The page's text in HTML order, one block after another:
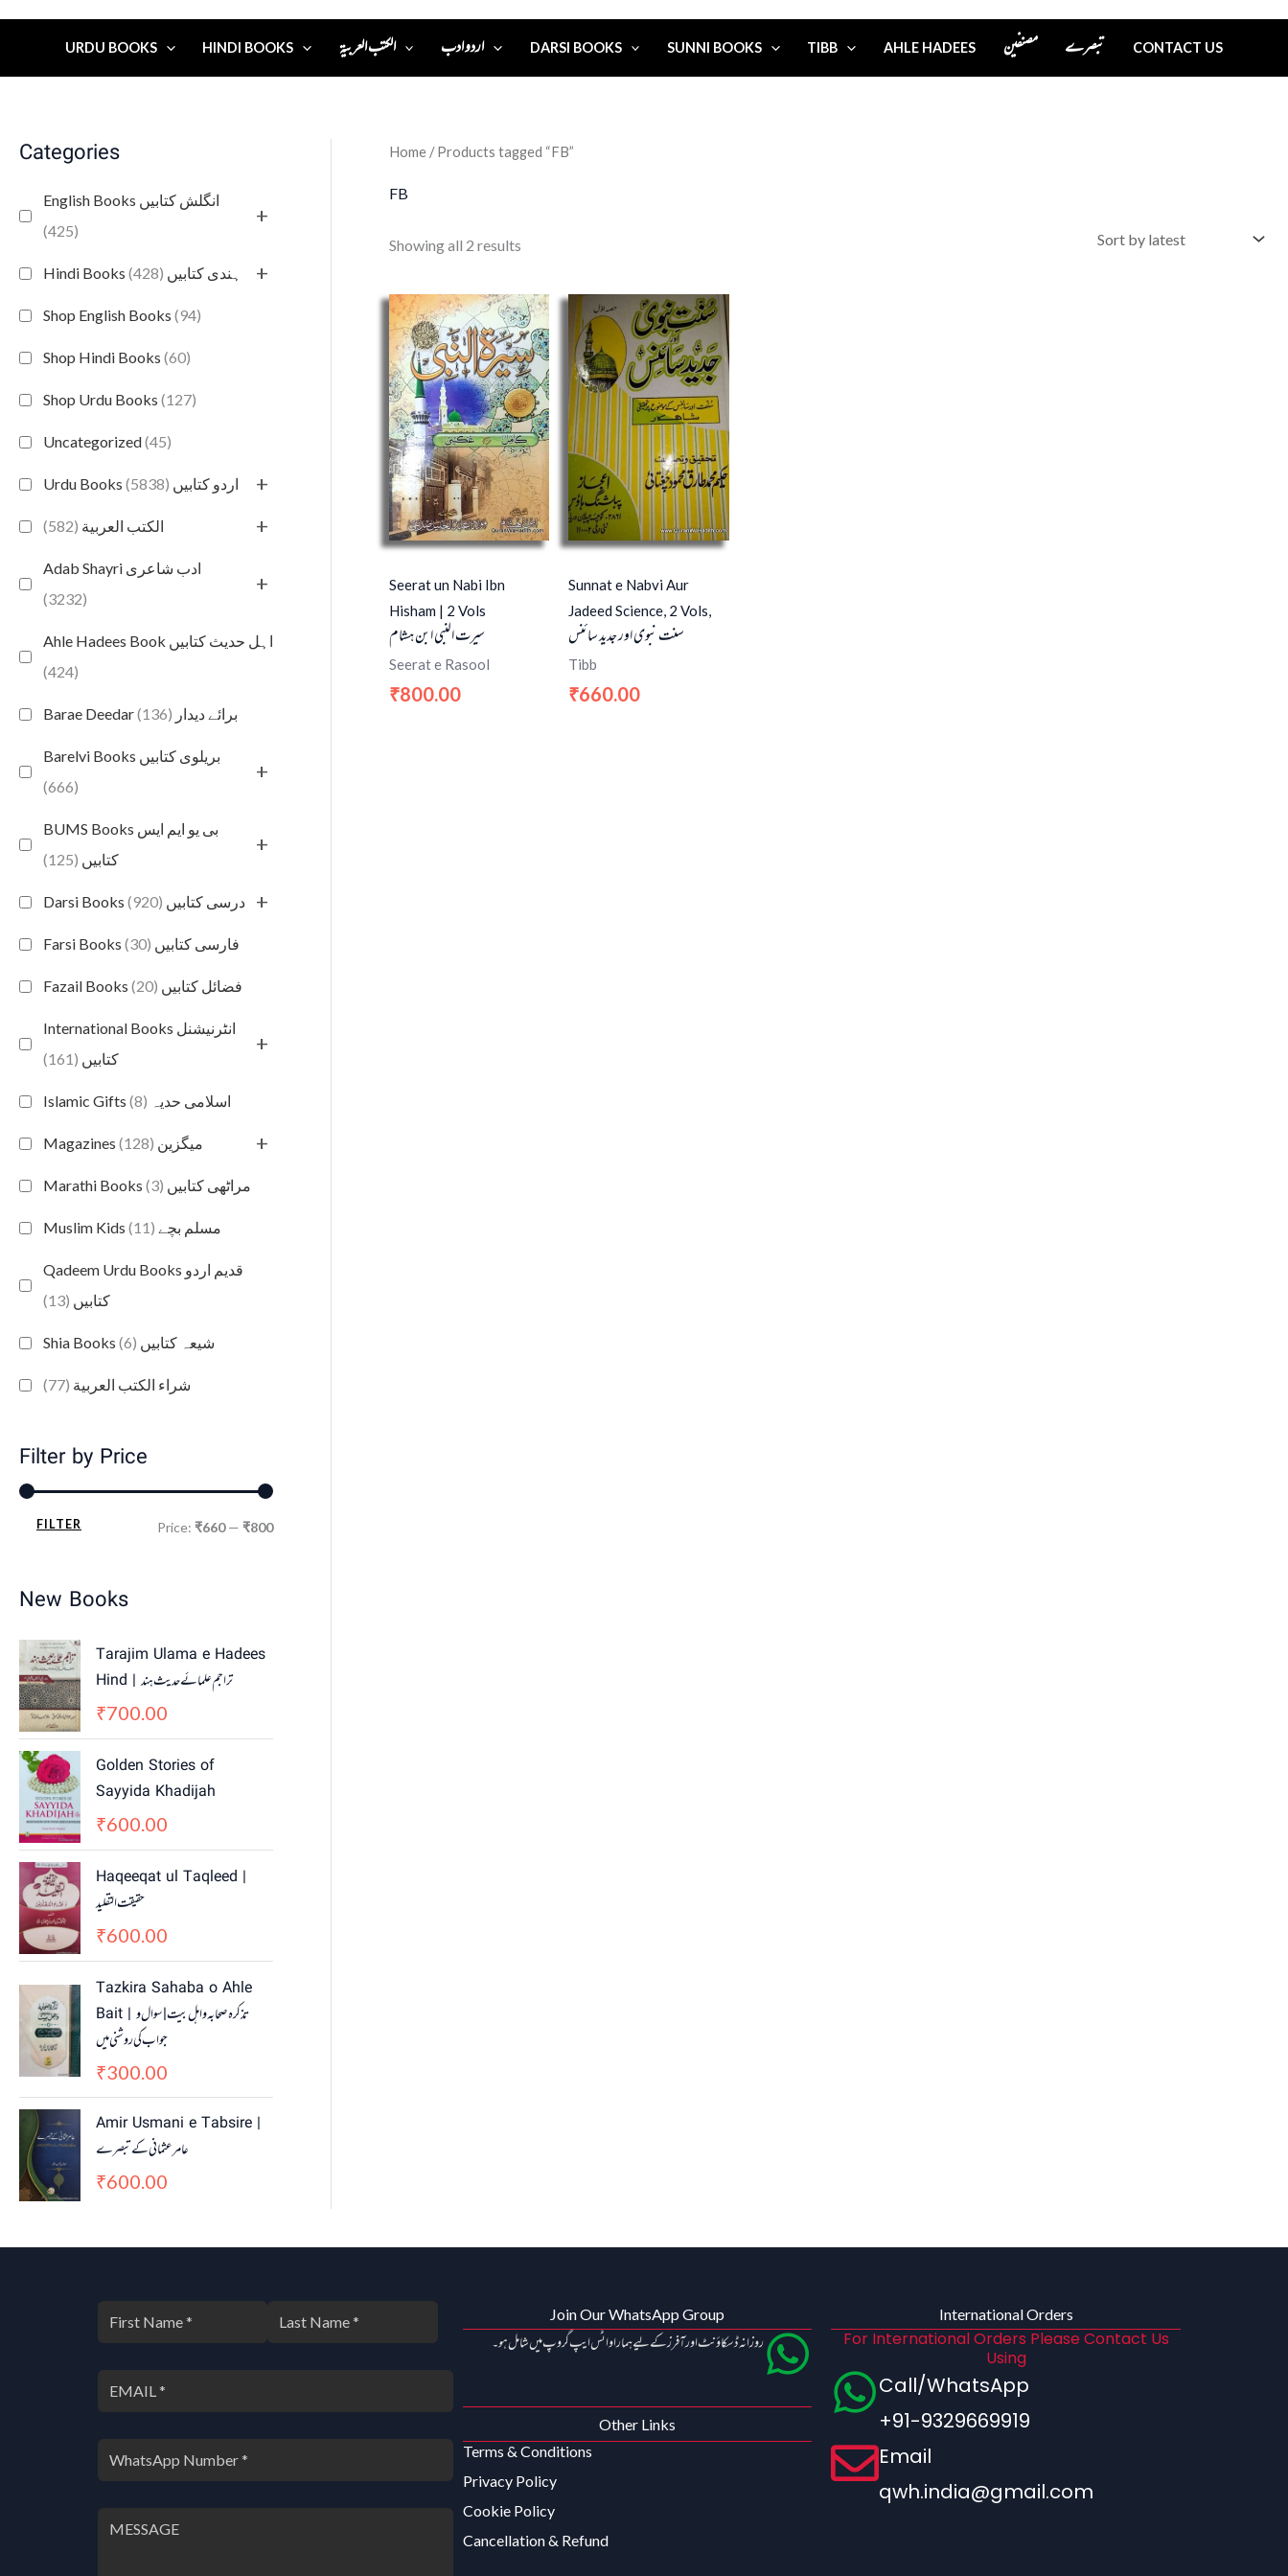
URDU BOOKS HINDI BOOKS الكتب العربية اردو ادب DARSI BOOKS SUNNI BOOKS TIBB AHLE HADEES مصنفین تبصرے CONTACT US
Categories
English Books انگلش کتابیں
(425)
+
Hindi Books ہندی کتابیں (428) +
Shop English Books (94)
Shop Hindi Books (60)
Shop Urdu Books (127)
Uncategorized(45)
Urdu Books اردو کتابیں (5838) +
الكتب العربية (582) +
Adab Shayri ادب شاعری
(3232)
+
Ahle Hadees Book اہل حدیث کتابیں
(424)
Barae Deedar برائے دیدار (136)
Barelvi Books بریلوی کتابیں
(666)
+
BUMS Books بی یو ایم ایس
کتابیں (125)
+
Darsi Books درسی کتابیں (920) +
Farsi Books فارسی کتابیں (30)
Fazail Books فضائل کتابیں (20)
International Books انٹرنیشنل
کتابیں (161)
+
Islamic Gifts اسلامی حدیہ (8)
Magazines میگزین (128) +
Marathi Books مراٹھی کتابیں (3)
Muslim Kids مسلم بچے (11)
Qadeem Urdu Books قدیم اردو
کتابیں (13)
Shia Books شیعہ کتابیں (6)
شراء الكتب العربية (77)
Filter by Price
FILTER Price: ₹660— ₹800
New Books
Tarajim Ulama e Hadees
Hind | تراجم علمائے حديث ہند
₹700.00
Golden Stories of
Sayyida Khadijah
₹600.00
Haqeeqat ul Taqleed |
حقیقت التقلید
₹600.00
Tazkira Sahaba o Ahle
Bait | تذکرہ صحابہ واہل بیت | سوال و
جواب کی روشنی میں
₹300.00
Amir Usmani e Tabsire |
عامر عثمانی کے تبصرے
₹600.00
Home / Products tagged “FB”
FB
Showing all 2 results
Seerat un Nabi Ibn
Hisham | 2 Vols
سیرت النبی ابن هشام
Seerat e Rasool
₹800.00
Sunnat e Nabvi Aur
Jadeed Science, 2 Vols,
سنت نبوی اور جدید سائنس
Tibb
₹660.00
Join Our WhatsApp Group
روزانہ ڈسکاؤنٹ اور آفرز کے لیے ہمارا واٹس ایپ گروپ میں شامل ہو۔
Other Links
Terms & Conditions
Privacy Policy
Cookie Policy
Cancellation & Refund
International Orders
For International Orders Please Contact Us
Using
Call/WhatsApp
+91-9329669919
Email
qwh.india@gmail.com